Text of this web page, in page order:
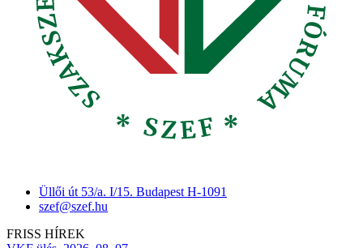
Üllői út 53/a. I/15. Budapest H-1091
szef@szef.hu
FRISS HÍREK